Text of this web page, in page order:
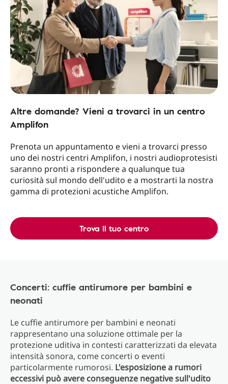
Altre domande? Vieni a trovarci in un centro
Amplifon
Prenota un appuntamento e vieni a trovarci presso
uno dei nostri centri Amplifon, i nostri audioprotesisti
saranno pronti a rispondere a qualunque tua
curiosità sul mondo dell'udito e a mostrarti la nostra
gamma di protezioni acustiche Amplifon.
Trova il tuo centro
Concerti: cuffie antirumore per bambini e
neonati
Le cuffie antirumore per bambini e neonati
rappresentano una soluzione ottimale per la
protezione uditiva in contesti caratterizzati da elevata
intensità sonora, come concerti o eventi
particolarmente rumorosi. L'esposizione a rumori
eccessivi può avere conseguenze negative sull'udito